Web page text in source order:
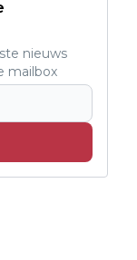
nieuws
mailbox